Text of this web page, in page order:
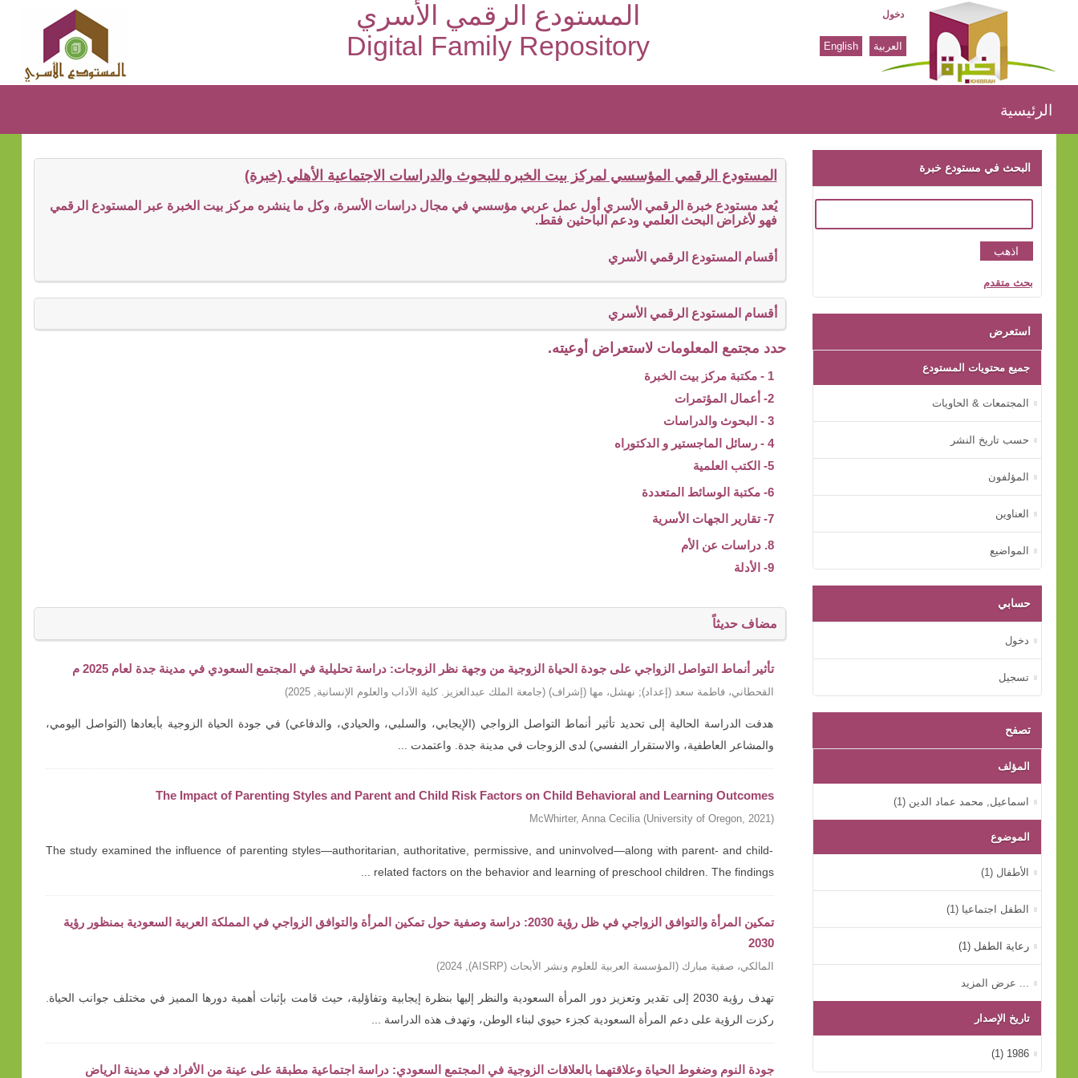
المستودع الرقمي الأسري
Digital Family Repository
الرئيسية
دخول
العربية English
الرئيسية
المستودع الرقمي المؤسسي لمركز بيت الخبره للبحوث والدراسات الاجتماعية الأهلي (خبرة)
يُعد مستودع خبرة الرقمي الأسري أول عمل عربي مؤسسي في مجال دراسات الأسرة، وكل ما ينشره مركز بيت الخبرة عبر المستودع الرقمي
فهو لأغراض البحث العلمي ودعم الباحثين فقط.
أقسام المستودع الرقمي الأسري
أقسام المستودع الرقمي الأسري
حدد مجتمع المعلومات لاستعراض أوعيته.
1 - مكتبة مركز بيت الخبرة
2- أعمال المؤتمرات
3 - البحوث والدراسات
4 - رسائل الماجستير و الدكتوراه
5- الكتب العلمية
6- مكتبة الوسائط المتعددة
7- تقارير الجهات الأسرية
8. دراسات عن الأم
9- الأدلة
مضاف حديثاً
تأثير أنماط التواصل الزواجي على جودة الحياة الزوجية من وجهة نظر الزوجات: دراسة تحليلية في المجتمع السعودي في مدينة جدة لعام 2025 م
القحطاني، فاطمة سعد (إعداد); نهشل، مها (إشراف) (جامعة الملك عبدالعزيز. كلية الآداب والعلوم الإنسانية,
2025
)
هدفت الدراسة الحالية إلى تحديد تأثير أنماط التواصل الزواجي (الإيجابي، والسلبي، والحيادي، والدفاعي) في جودة الحياة الزوجية بأبعادها (التواصل اليومي،
والمشاعر العاطفية، والاستقرار النفسي) لدى الزوجات في مدينة جدة. واعتمدت ...
The Impact of Parenting Styles and Parent and Child Risk Factors on Child Behavioral and Learning Outcomes
McWhirter, Anna Cecilia (University of Oregon, 2021)
The study examined the influence of parenting styles—authoritarian, authoritative, permissive, and uninvolved—along with parent- and child-
related factors on the behavior and learning of preschool children. The findings ...
تمكين المرأة والتوافق الزواجي في ظل رؤية 2030: دراسة وصفية حول تمكين المرأة والتوافق الزواجي في المملكة العربية السعودية بمنظور رؤية
2030
المالكي، صفية مبارك ( المؤسسة العربية للعلوم ونشر الأبحاث (AISRP) ,
2024
)
تهدف رؤية 2030 إلى تقدير وتعزيز دور المرأة السعودية والنظر إليها بنظرة إيجابية وتفاؤلية، حيث قامت بإثبات أهمية دورها المميز في مختلف جوانب الحياة.
ركزت الرؤية على دعم المرأة السعودية كجزء حيوي لبناء الوطن، وتهدف هذه الدراسة ...
جودة النوم وضغوط الحياة وعلاقتهما بالعلاقات الزوجية في المجتمع السعودي: دراسة اجتماعية مطبقة على عينة من الأفراد في مدينة الرياض
البحث في مستودع خبرة
بحث متقدم
استعرض
جميع محتويات المستودع
المجتمعات & الحاويات
حسب تاريخ النشر
المؤلفون
العناوين
المواضيع
حسابي
دخول
تسجيل
تصفح
المؤلف
اﺳﻤﺎﻋﻴﻞ, ﻣﺤﻤﺪ ﻋﻤﺎد اﻟﺪﻳﻦ (1)
الموضوع
الأطفال (1)
الطفل اجتماعيا (1)
رعاية الطفل (1)
... عرض المزيد
تاريخ الإصدار
1986 (1)